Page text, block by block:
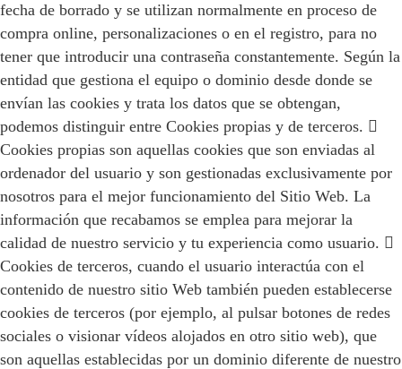
fecha de borrado y se utilizan normalmente en proceso de
compra online, personalizaciones o en el registro, para no
tener que introducir una contraseña constantemente. Según la
entidad que gestiona el equipo o dominio desde donde se
envían las cookies y trata los datos que se obtengan,
podemos distinguir entre Cookies propias y de terceros. 
Cookies propias son aquellas cookies que son enviadas al
ordenador del usuario y son gestionadas exclusivamente por
nosotros para el mejor funcionamiento del Sitio Web. La
información que recabamos se emplea para mejorar la
calidad de nuestro servicio y tu experiencia como usuario. 
Cookies de terceros, cuando el usuario interactúa con el
contenido de nuestro sitio Web también pueden establecerse
cookies de terceros (por ejemplo, al pulsar botones de redes
sociales o visionar vídeos alojados en otro sitio web), que
son aquellas establecidas por un dominio diferente de nuestro